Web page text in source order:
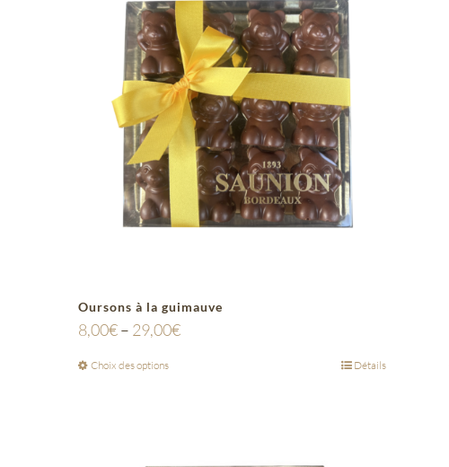
Oursons à la guimauve
8,00€– 29,00€
Choix des options Détails